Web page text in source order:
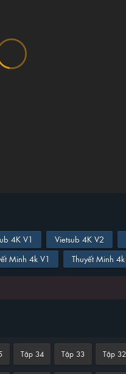
4K V1 Vietsub 4K V2
Minh 4k V1 Thuyết Minh
Tập 34 Tập 33 Tập 32